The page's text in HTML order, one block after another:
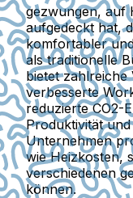
gezwungen, auf
aufgedeckt hat,
komfortabler
als traditionelle
bietet zahlreiche
verbesserte
reduzierte CO2-
Produktivität
Unternehmen
wie Heizkosten,
verschiedenen
können.